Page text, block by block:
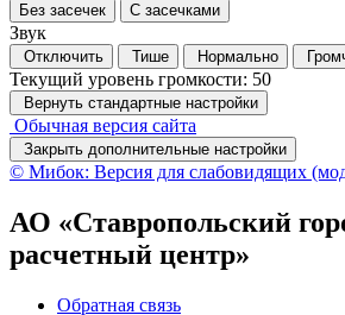
Без засечек С засечками
Звук
Отключить Тише Нормально
Текущий уровень громкости: 50
Вернуть стандартные настройки
Обычная версия сайта
Закрыть дополнительные настройки
© Мибок: Версия для слабовидящих
АО «Ставропольский
расчетный центр»
Обратная связь